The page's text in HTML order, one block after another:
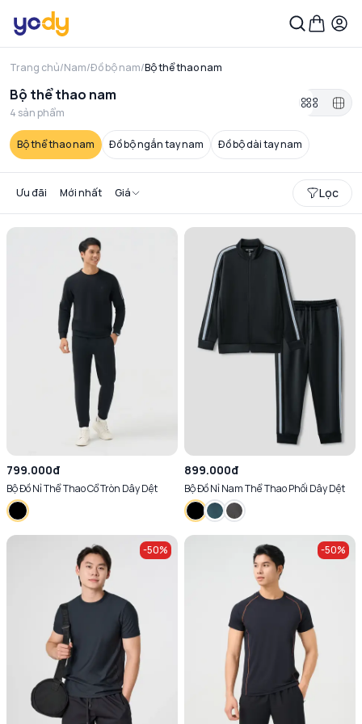
Trang chủ/Nam/Đồ bộ nam/Bộ thể thao nam
Bộ thể thao nam
4 sản phẩm
Bộ thể thao nam Đồ bộ ngắn tay nam Đồ bộ dài tay nam
Ưu đãi Mới nhất Giá Lọc
799.000đ
Bộ Đồ Nỉ Thể Thao Cổ Tròn Dây Dệt
899.000đ
Bộ Đồ Nỉ Nam Thể Thao Phối Dây Dệt
-50% -50%